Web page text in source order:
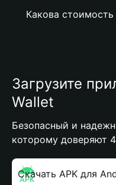
Какова стоимость
Загрузите
Wallet
Безопасный и
которому доверяют
Скачать APK для